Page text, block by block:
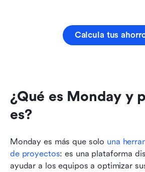
Calcula tus
¿Qué es Monday y
es?
Monday es más que solo una
de proyectos: es una plataforma
ayudar a los equipos a optimizar